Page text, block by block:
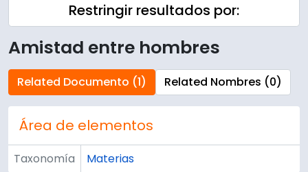
Restringir resultados por:
Amistad entre hombres
Related Documento (1) Related Nombres (0)
Área de elementos
Taxonomía Materias